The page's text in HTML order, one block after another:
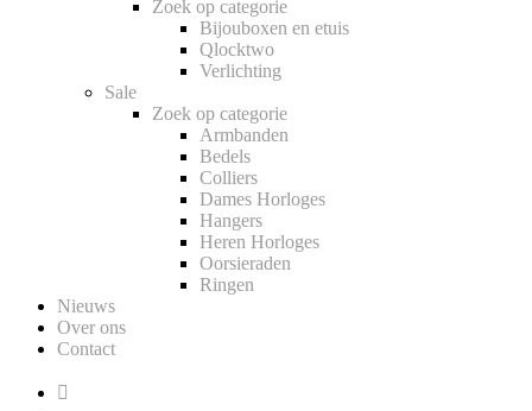
Zoek op categorie
Bijouboxen en etuis
Qlocktwo
Verlichting
Sale
Zoek op categorie
Armbanden
Bedels
Colliers
Dames Horloges
Hangers
Heren Horloges
Oorsieraden
Ringen
Nieuws
Over ons
Contact